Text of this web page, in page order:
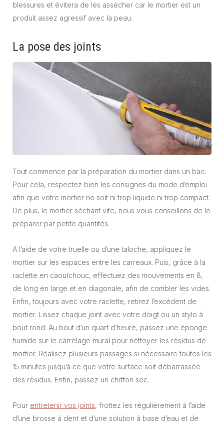
blessures et évitera de les assécher car le mortier est un
produit assez agressif avec la peau.
La pose des joints
Tout commence par la préparation du mortier dans un bac.
Pour cela, respectez bien les consignes du mode d’emploi
afin que votre mortier ne soit ni trop liquide ni trop compact.
De plus, le mortier séchant vite, nous vous conseillons de le
préparer par petite quantités.
A l’aide de votre truelle ou d’une taloche, appliquez le
mortier sur les espaces entre les carreaux. Puis, grâce à la
raclette en caoutchouc, effectuez des mouvements en 8,
de long en large et en diagonale, afin de combler les vides.
Enfin, toujours avec votre raclette, retirez l’excédent de
mortier. Lissez chaque joint avec votre doigt ou un stylo à
bout rond. Au bout d’un quart d’heure, passez une éponge
humide sur le carrelage mural pour nettoyer les résidus de
mortier. Réalisez plusieurs passages si nécessaire toutes les
15 minutes jusqu’à ce que votre surface soit débarrassée
des résidus. Enfin, passez un chiffon sec.
Pour entretenir vos joints, frottez les régulièrement à l’aide
d’une brosse à dent et d’une solution à base d’eau et de